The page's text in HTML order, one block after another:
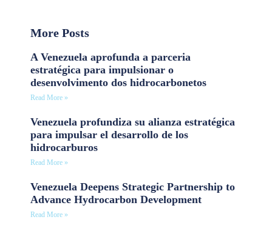
More Posts
A Venezuela aprofunda a parceria
estratégica para impulsionar o
desenvolvimento dos hidrocarbonetos
Read More »
Venezuela profundiza su alianza estratégica
para impulsar el desarrollo de los
hidrocarburos
Read More »
Venezuela Deepens Strategic Partnership to
Advance Hydrocarbon Development
Read More »